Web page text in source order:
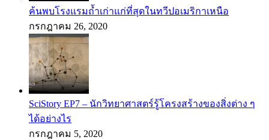
ค้นพบโรงแรมถ้ำเก่าแก่ที่สุดในทวีปอเมริกาเหนือ
กรกฎาคม 26, 2020
SciStory EP7 – นักวิทยาศาสตร์รู้โครงสร้างของสิ่งต่าง ๆ
ได้อย่างไร
กรกฎาคม 5, 2020